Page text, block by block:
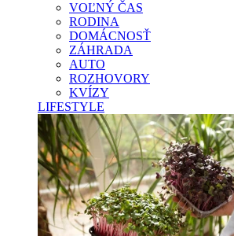
VOĽNÝ ČAS
RODINA
DOMÁCNOSŤ
ZÁHRADA
AUTO
ROZHOVORY
KVÍZY
LIFESTYLE